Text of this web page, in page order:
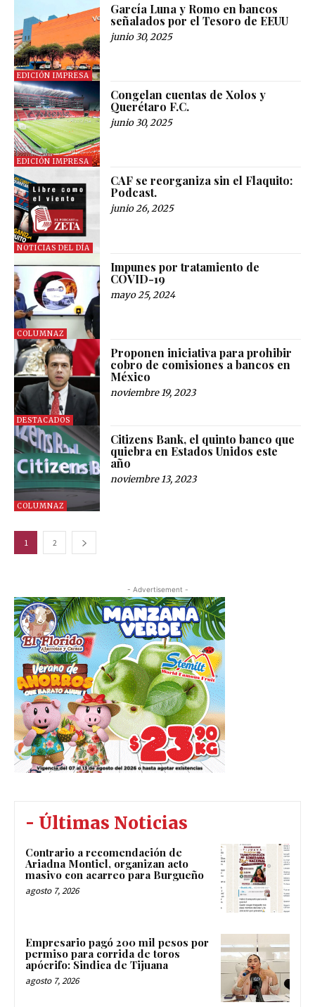
EDICIÓN IMPRESA
García Luna y Romo en bancos
señalados por el Tesoro de EEUU
junio 30, 2025
EDICIÓN IMPRESA
Congelan cuentas de Xolos y
Querétaro F.C.
junio 30, 2025
NOTICIAS DEL DÍA
CAF se reorganiza sin el Flaquito:
Podcast.
junio 26, 2025
COLUMNAZ
Impunes por tratamiento de
COVID-19
mayo 25, 2024
DESTACADOS
Proponen iniciativa para prohibir
cobro de comisiones a bancos en
México
noviembre 19, 2023
COLUMNAZ
Citizens Bank, el quinto banco que
quiebra en Estados Unidos este
año
noviembre 13, 2023
1 2
- Advertisement -
- Últimas Noticias
Contrario a recomendación de
Ariadna Montiel, organizan acto
masivo con acarreo para Burgueño
agosto 7, 2026
Empresario pagó 200 mil pesos por
permiso para corrida de toros
apócrifo: Sindica de Tijuana
agosto 7, 2026